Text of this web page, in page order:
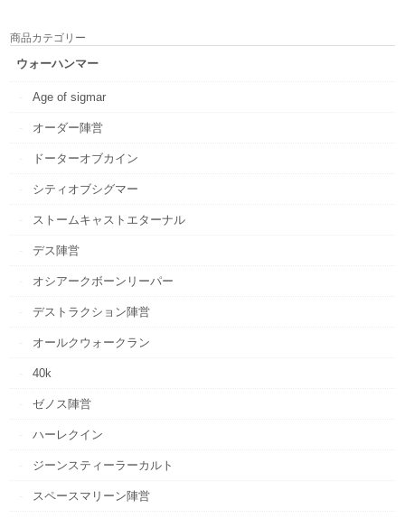
商品カテゴリー
ウォーハンマー
Age of sigmar
オーダー陣営
ドーターオブカイン
シティオブシグマー
ストームキャストエターナル
デス陣営
オシアークボーンリーパー
デストラクション陣営
オールクウォークラン
40k
ゼノス陣営
ハーレクイン
ジーンスティーラーカルト
スペースマリーン陣営